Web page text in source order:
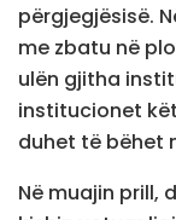
përgjegjësisë.
me zbatu në
ulën gjitha
institucionet
duhet të bëhet
Në muajin prill,